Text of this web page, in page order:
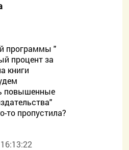
программы "
процент за
книги
повышенные
то пропустила?